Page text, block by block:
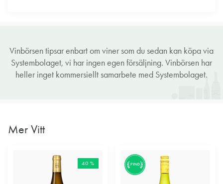
Vinbörsen tipsar enbart om viner som du sedan kan köpa via
Systembolaget, vi har ingen egen försäljning. Vinbörsen har
heller inget kommersiellt samarbete med Systembolaget.
Mer Vitt
40 % FYND